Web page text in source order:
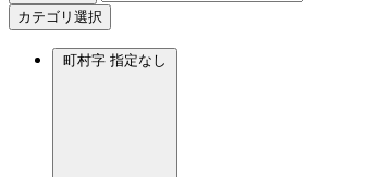
カテゴリ選択
町村字 指定なし